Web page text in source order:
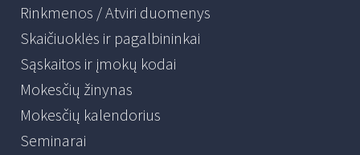
Rinkmenos / Atviri duomenys
Skaičiuoklės ir pagalbininkai
Sąskaitos ir įmokų kodai
Mokesčių žinynas
Mokesčių kalendorius
Seminarai